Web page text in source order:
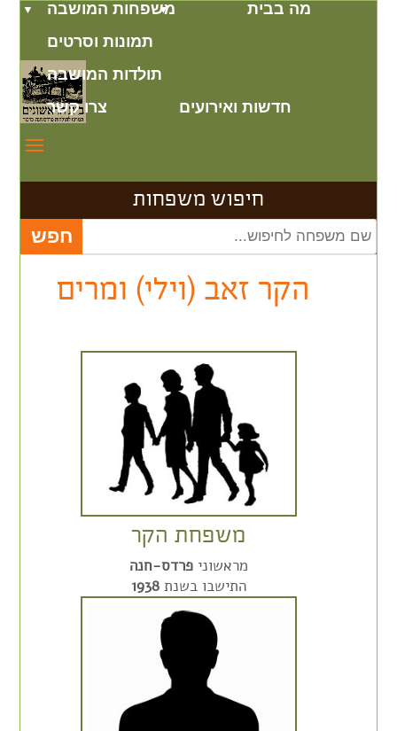
מה בבית
משפחות המושבה
תמונות וסרטים
תולדות המושבה
חדשות ואירועים
צרו קשר
חיפוש משפחות
הקר זאב (וילי) ומרים
משפחת הקר
מראשוניפרדס-חנה
התישבו בשנת1938